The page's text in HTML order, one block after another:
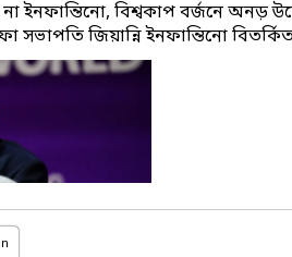
না ইনফান্তিনো, বিশ্বকাপ বর্জনে
জিয়ান্নি ইনফান্তিনো